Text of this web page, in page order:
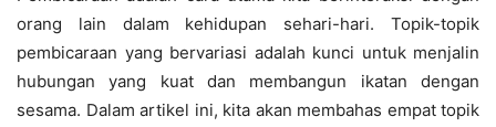
orang lain dalam kehidupan sehari-hari. Topik-topik
pembicaraan yang bervariasi adalah kunci untuk menjalin
hubungan yang kuat dan membangun ikatan dengan
sesama. Dalam artikel ini, kita akan membahas empat topik